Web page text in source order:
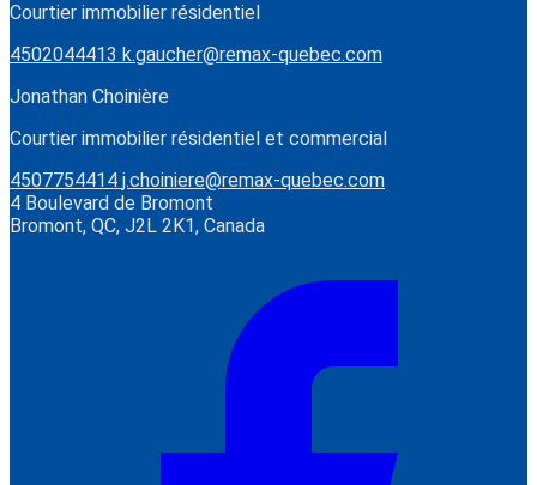
Courtier immobilier résidentiel
4502044413 k.gaucher@remax-quebec.com
Jonathan Choinière
Courtier immobilier résidentiel et commercial
4507754414 j.choiniere@remax-quebec.com
4 Boulevard de Bromont
Bromont, QC, J2L 2K1, Canada